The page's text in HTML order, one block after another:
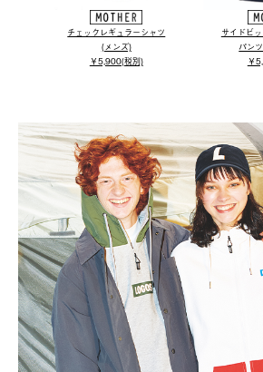
チェックレギュラーシャツ
(メンズ)
￥5,900(税別)
サイドビ
パン
￥